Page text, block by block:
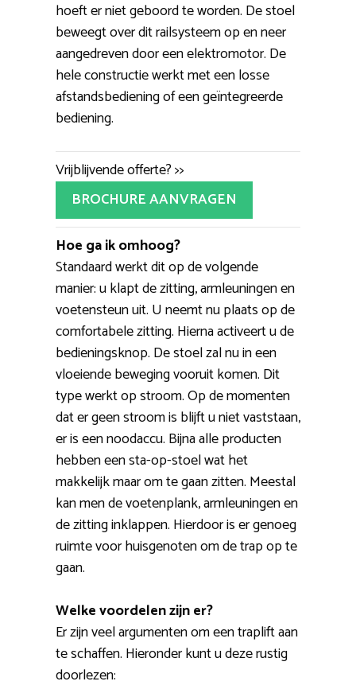
hoeft er niet geboord te worden. De stoel
beweegt over dit railsysteem op en neer
aangedreven door een elektromotor. De
hele constructie werkt met een losse
afstandsbediening of een geïntegreerde
bediening.
Vrijblijvende offerte? >>
BROCHURE AANVRAGEN
Hoe ga ik omhoog?
Standaard werkt dit op de volgende
manier: u klapt de zitting, armleuningen en
voetensteun uit. U neemt nu plaats op de
comfortabele zitting. Hierna activeert u de
bedieningsknop. De stoel zal nu in een
vloeiende beweging vooruit komen. Dit
type werkt op stroom. Op de momenten
dat er geen stroom is blijft u niet vaststaan,
er is een noodaccu. Bijna alle producten
hebben een sta-op-stoel wat het
makkelijk maar om te gaan zitten. Meestal
kan men de voetenplank, armleuningen en
de zitting inklappen. Hierdoor is er genoeg
ruimte voor huisgenoten om de trap op te
gaan.
Welke voordelen zijn er?
Er zijn veel argumenten om een traplift aan
te schaffen. Hieronder kunt u deze rustig
doorlezen: